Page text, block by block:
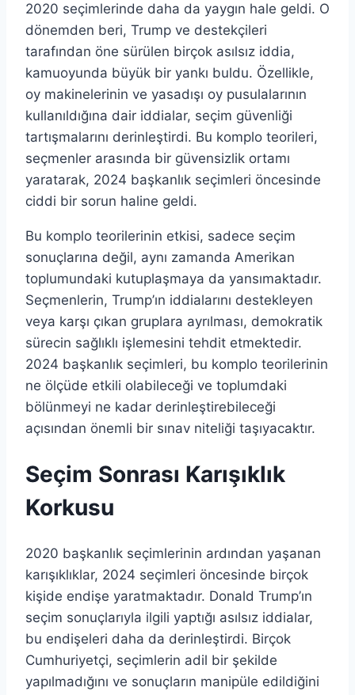
2020 seçimlerinde daha da yaygın hale geldi. O
dönemden beri, Trump ve destekçileri
tarafından öne sürülen birçok asılsız iddia,
kamuoyunda büyük bir yankı buldu. Özellikle,
oy makinelerinin ve yasadışı oy pusulalarının
kullanıldığına dair iddialar, seçim güvenliği
tartışmalarını derinleştirdi. Bu komplo teorileri,
seçmenler arasında bir güvensizlik ortamı
yaratarak, 2024 başkanlık seçimleri öncesinde
ciddi bir sorun haline geldi.
Bu komplo teorilerinin etkisi, sadece seçim
sonuçlarına değil, aynı zamanda Amerikan
toplumundaki kutuplaşmaya da yansımaktadır.
Seçmenlerin, Trump’ın iddialarını destekleyen
veya karşı çıkan gruplara ayrılması, demokratik
sürecin sağlıklı işlemesini tehdit etmektedir.
2024 başkanlık seçimleri, bu komplo teorilerinin
ne ölçüde etkili olabileceği ve toplumdaki
bölünmeyi ne kadar derinleştirebileceği
açısından önemli bir sınav niteliği taşıyacaktır.
Seçim Sonrası Karışıklık
Korkusu
2020 başkanlık seçimlerinin ardından yaşanan
karışıklıklar, 2024 seçimleri öncesinde birçok
kişide endişe yaratmaktadır. Donald Trump’ın
seçim sonuçlarıyla ilgili yaptığı asılsız iddialar,
bu endişeleri daha da derinleştirdi. Birçok
Cumhuriyetçi, seçimlerin adil bir şekilde
yapılmadığını ve sonuçların manipüle edildiğini